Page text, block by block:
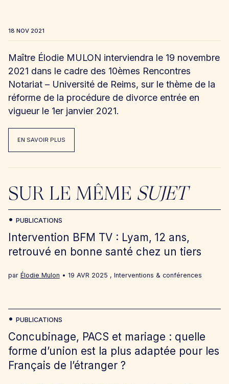
18 NOV 2021
Maître Élodie MULON interviendra le 19 novembre
2021 dans le cadre des 10èmes Rencontres
Notariat – Université de Reims, sur le thème de la
réforme de la procédure de divorce entrée en
vigueur le 1er janvier 2021.
EN SAVOIR PLUS
SUR LE MÊME SUJET
Intervention BFM TV : Lyam, 12 ans,
retrouvé en bonne santé chez un tiers
par Élodie Mulon 19 AVR 2025
PUBLICATIONS
, Interventions & conférences
Concubinage, PACS et mariage : quelle
forme d’union est la plus adaptée pour les
Français de l’étranger ?
PUBLICATIONS